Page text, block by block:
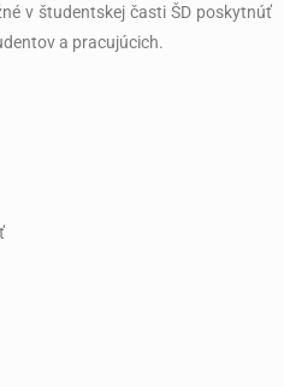
v študentskej časti ŠD poskytnúť
a pracujúcich.